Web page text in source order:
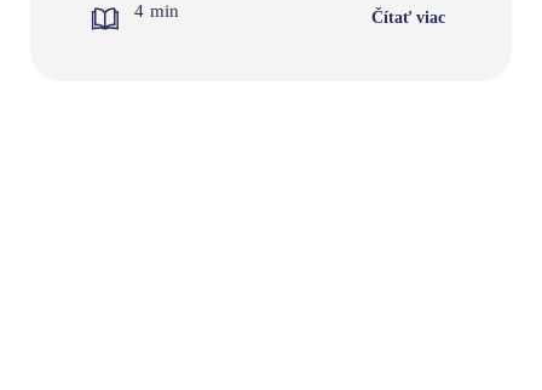
4 min Čítať viac